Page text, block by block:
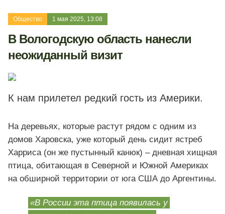
Общество 1 мая 2025, 13:08
В Вологодскую область нанесли
неожиданный визит
К нам прилетел редкий гость из Америки.
На деревьях, которые растут рядом с одним из
домов Харовска, уже который день сидит ястреб
Харриса (он же пустынный канюк) – дневная хищная
птица, обитающая в Северной и Южной Америках
на обширной территории от юга США до Аргентины.
«В России эта птица появилась у